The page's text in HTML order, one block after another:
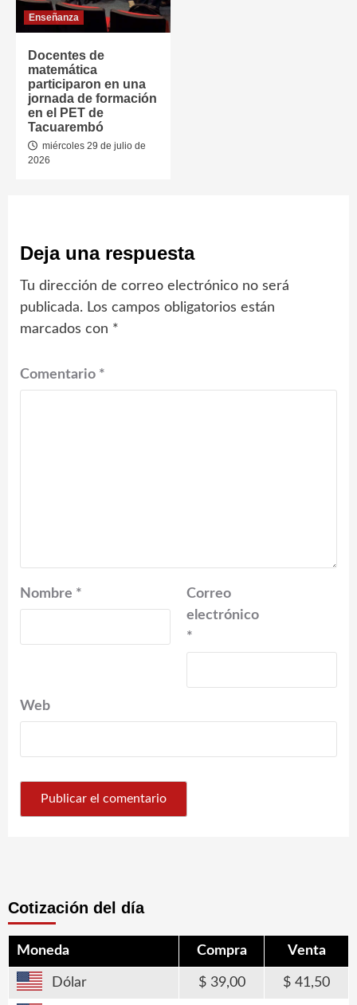
Enseñanza
Docentes de
matemática
participaron en una
jornada de formación
en el PET de
Tacuarembó
miércoles 29 de julio de
2026
Deja una respuesta
Tu dirección de correo electrónico no será
publicada. Los campos obligatorios están
marcados con *
Comentario *
Nombre *
Correo
electrónico
*
Web
Cotización del día
Moneda Compra Venta
Dólar 39,00 41,50